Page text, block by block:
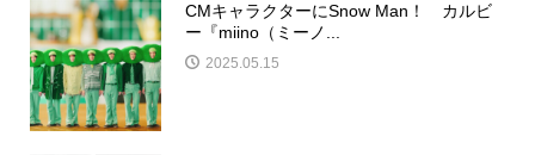
CMキャラクターにSnow Man！ カルビ
ー『miino（ミーノ...
2025.05.15